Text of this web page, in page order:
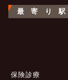
最 寄 り 駅
保険診療